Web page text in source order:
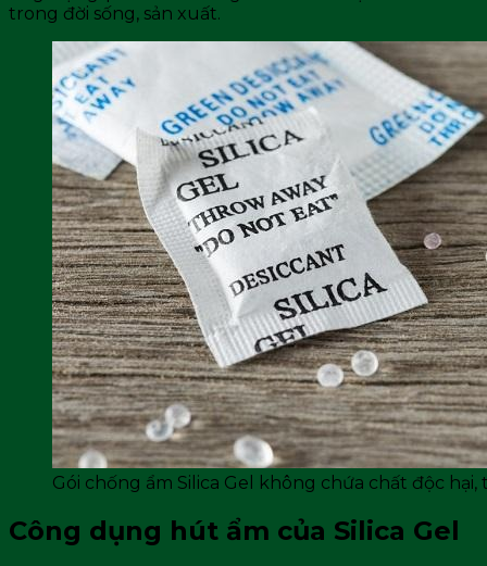
trong đời sống, sản xuất.
Gói chống ẩm Silica Gel không chứa chất độc
Công dụng hút ẩm của Silica Gel